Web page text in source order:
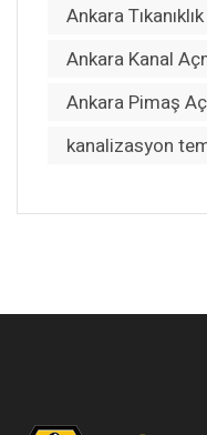
Ankara
Ankara Kanal
Ankara Pimaş
kanalizasyon